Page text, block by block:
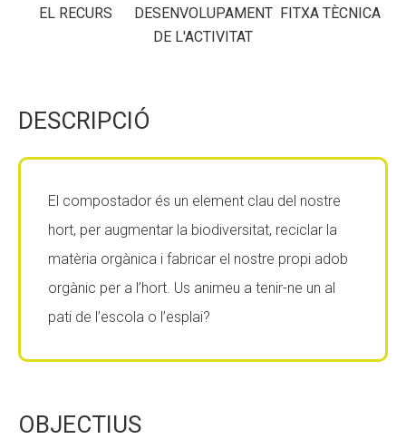
EL RECURS
DESENVOLUPAMENT
DE L'ACTIVITAT
FITXA TÈCNICA
DESCRIPCIÓ
El compostador és un element clau del nostre
hort, per augmentar la biodiversitat, reciclar la
matèria orgànica i fabricar el nostre propi adob
orgànic per a l’hort. Us animeu a tenir-ne un al
pati de l’escola o l’esplai?
OBJECTIUS
L'equip
Memòria d'activitats
ACTUALITAT
Notícies
COL·LABORA
L'equip
Memòria d'activitats
ACTUALITAT
Notícies
COL·LABORA